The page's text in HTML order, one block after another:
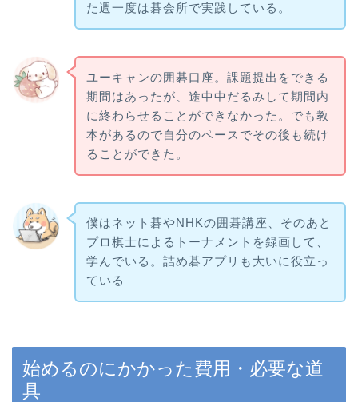
た週一度は碁会所で実践している。
ユーキャンの囲碁口座。課題提出をできる
期間はあったが、途中中だるみして期間内
に終わらせることができなかった。でも教
本があるので自分のペースでその後も続け
ることができた。
僕はネット碁やNHKの囲碁講座、そのあと
プロ棋士によるトーナメントを録画して、
学んでいる。詰め碁アプリも大いに役立っ
ている
始めるのにかかった費用・必要な道
具